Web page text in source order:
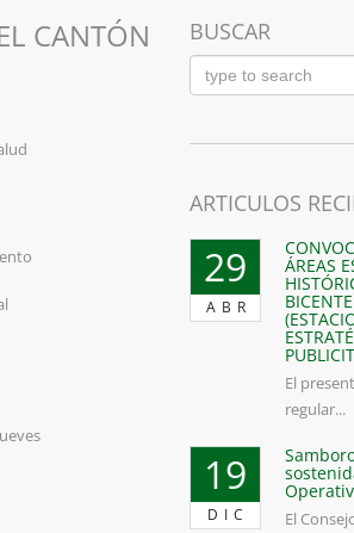
CANTÓN BUSCAR
ARTICULOS
29
ABR
ÁREAS
El
regular...
19
DIC
El